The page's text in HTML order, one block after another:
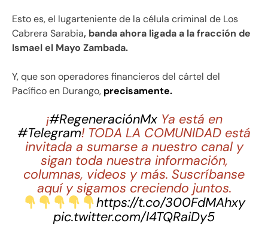
Esto es, el lugarteniente de la célula criminal de Los
Cabrera Sarabia, banda ahora ligada a la fracción de
Ismael el Mayo Zambada.
Y, que son operadores financieros del cártel del
Pacífico en Durango, precisamente.
¡#RegeneraciónMxYa está en
#Telegram! TODA LA COMUNIDAD está
invitada a sumarse a nuestro canal y
sigan toda nuestra información,
columnas, videos y más. Suscríbanse
aquí y sigamos creciendo juntos.
https://t.co/300FdMAhxy
pic.twitter.com/I4TQRaiDy5